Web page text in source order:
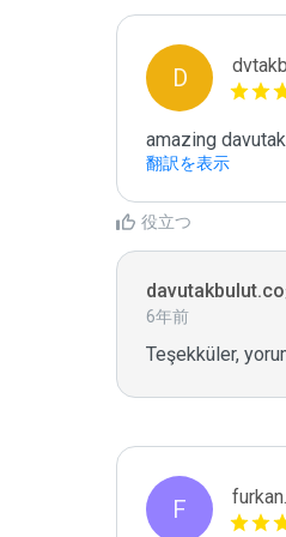
D
amazing
翻訳を表示
役立つ
6年前
Teşekküler,
F